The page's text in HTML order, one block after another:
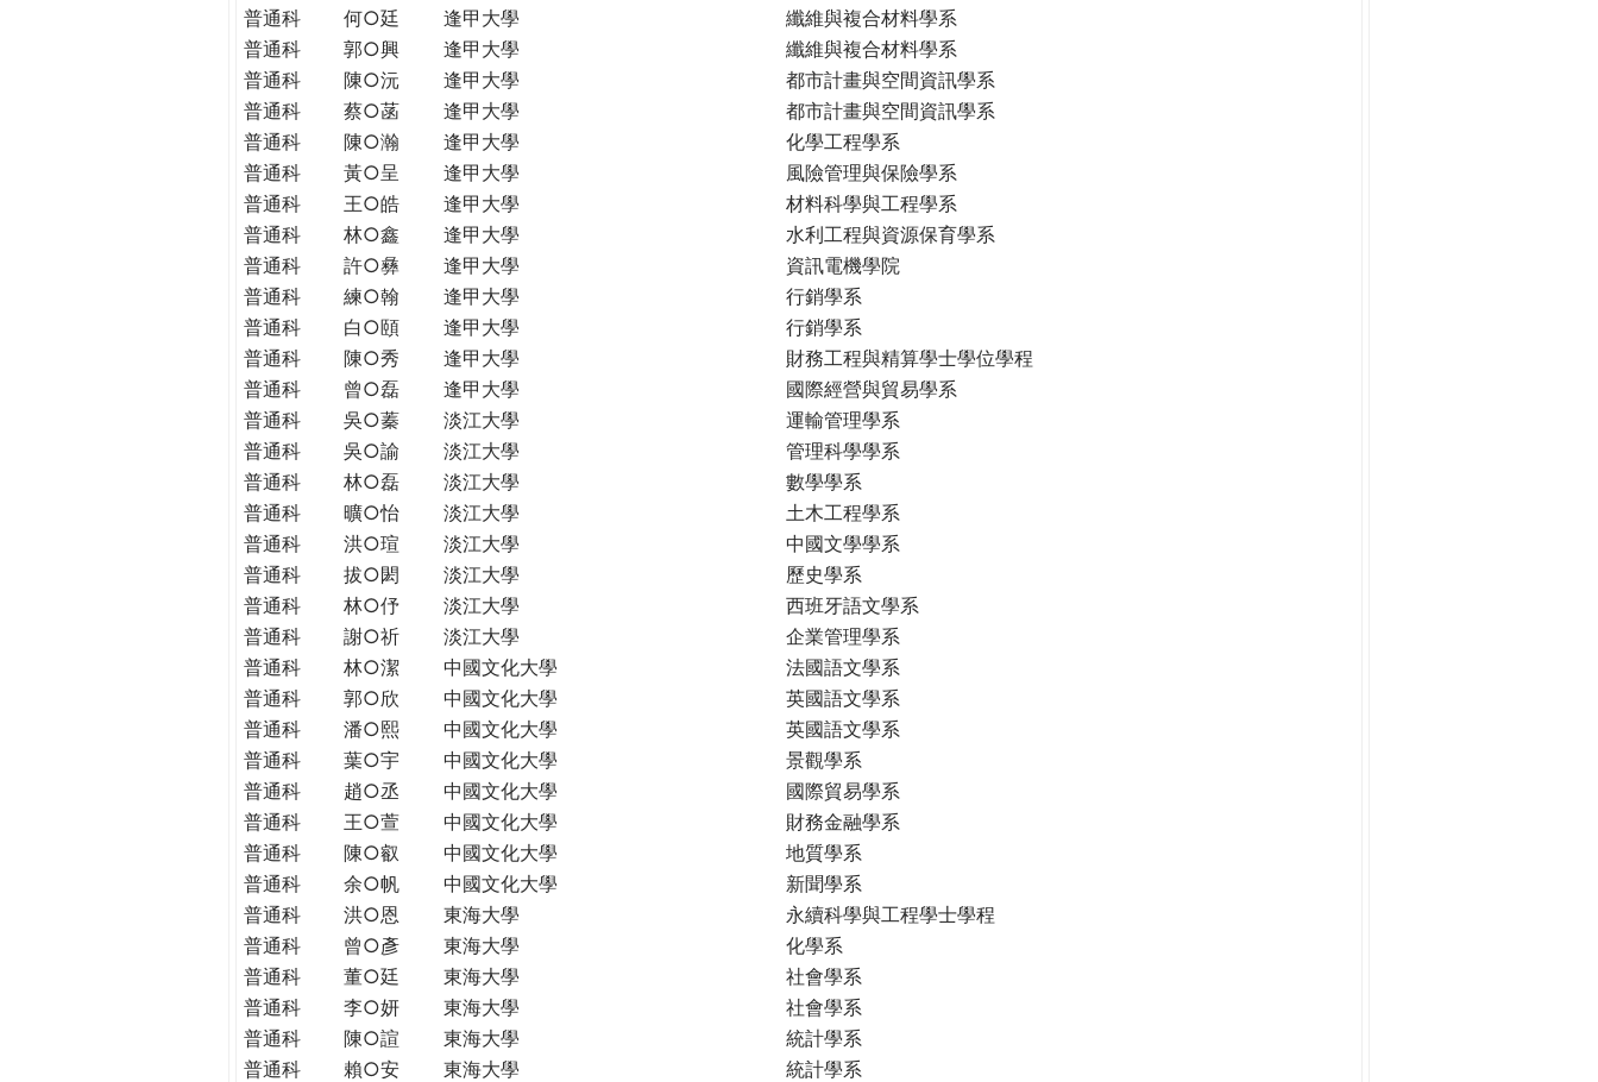
普通科
何○廷 逢甲大學
纖維與複合材料學系
普通科
郭○興 逢甲大學
纖維與複合材料學系
普通科
陳○沅 逢甲大學
都市計畫與空間資訊學系
普通科
蔡○菡 逢甲大學
都市計畫與空間資訊學系
普通科
陳○瀚 逢甲大學
化學工程學系
普通科
黃○呈 逢甲大學
風險管理與保險學系
普通科
王○皓 逢甲大學
材料科學與工程學系
普通科
林○鑫 逢甲大學
水利工程與資源保育學系
普通科
許○彝 逢甲大學
資訊電機學院
普通科
練○翰 逢甲大學
行銷學系
普通科
白○頤 逢甲大學
行銷學系
普通科
陳○秀 逢甲大學
財務工程與精算學士學位學程
普通科
曾○磊 逢甲大學
國際經營與貿易學系
普通科
吳○蓁 淡江大學
運輸管理學系
普通科
吳○諭 淡江大學
管理科學學系
普通科
林○磊 淡江大學
數學學系
普通科
曠○怡 淡江大學
土木工程學系
普通科
洪○瑄 淡江大學
中國文學學系
普通科
拔○閎 淡江大學
歷史學系
普通科
林○伃 淡江大學
西班牙語文學系
普通科
謝○祈 淡江大學
企業管理學系
普通科
林○潔 中國文化大學
法國語文學系
普通科
郭○欣 中國文化大學
英國語文學系
普通科
潘○熙 中國文化大學
英國語文學系
普通科
葉○宇 中國文化大學
景觀學系
普通科
趙○丞 中國文化大學
國際貿易學系
普通科
王○萱 中國文化大學
財務金融學系
普通科
陳○叡 中國文化大學
地質學系
普通科
余○帆 中國文化大學
新聞學系
普通科
洪○恩 東海大學
永續科學與工程學士學程
普通科
曾○彥 東海大學
化學系
普通科
董○廷 東海大學
社會學系
普通科
李○妍 東海大學
社會學系
普通科
陳○諠 東海大學
統計學系
普通科
賴○安 東海大學
統計學系